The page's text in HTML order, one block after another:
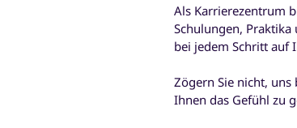
Als Karrierezentrum
Schulungen,
bei jedem Schritt auf
Zögern Sie nicht,
Ihnen das Gefühl zu